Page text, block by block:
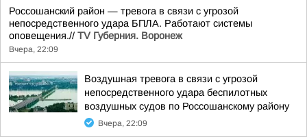
Россошанский район — тревога в связи с угрозой
непосредственного удара БПЛА. Работают системы
оповещения.// TV Губерния. Воронеж
Вчера, 22:09
Воздушная тревога в связи с угрозой
непосредственного удара беспилотных
воздушных судов по Россошанскому району
Вчера, 22:09